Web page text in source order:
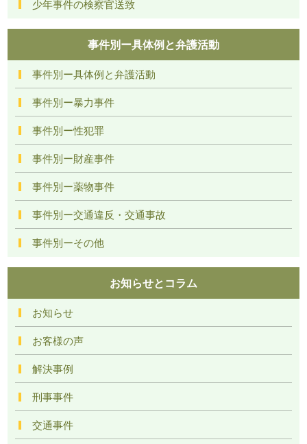
少年事件の検察官送致
事件別ー具体例と弁護活動
事件別ー具体例と弁護活動
事件別ー暴力事件
事件別ー性犯罪
事件別ー財産事件
事件別ー薬物事件
事件別ー交通違反・交通事故
事件別ーその他
お知らせとコラム
お知らせ
お客様の声
解決事例
刑事事件
交通事件